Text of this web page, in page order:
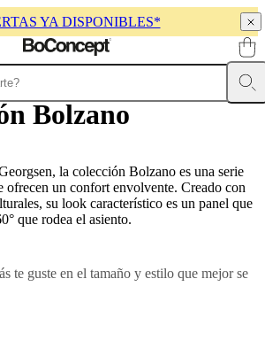
YA DISPONIBLES*
Almacenamiento Camas Lámparas
Bolzano
la colección Bolzano es una serie
ofrecen un confort envolvente. Creado con
su look característico es un panel que
que rodea el asiento.
te guste en el tamaño y estilo que mejor se